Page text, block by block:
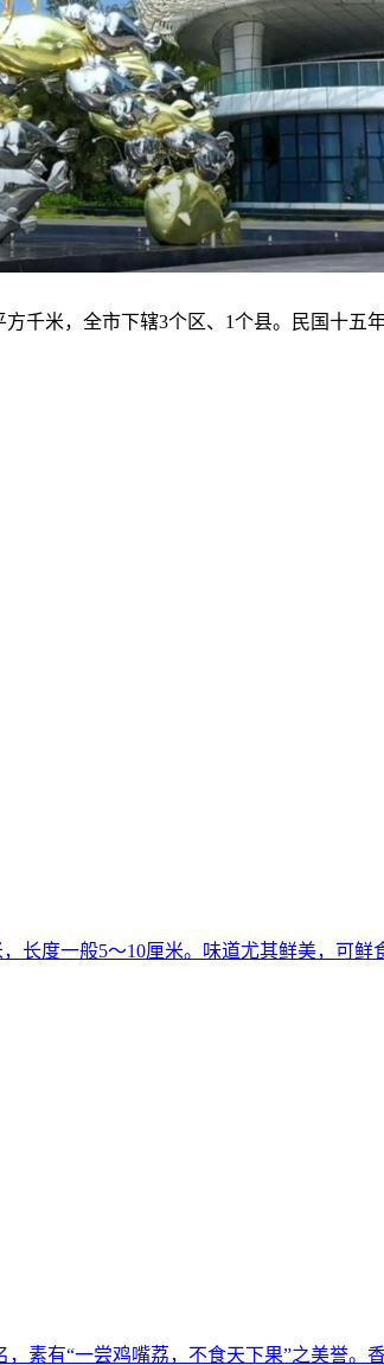
千米，全市下辖3个区、1个县。民国十五
长度一般5～10厘米。味道尤其鲜美，可
素有“一尝鸡嘴荔，不食天下果”之美誉。